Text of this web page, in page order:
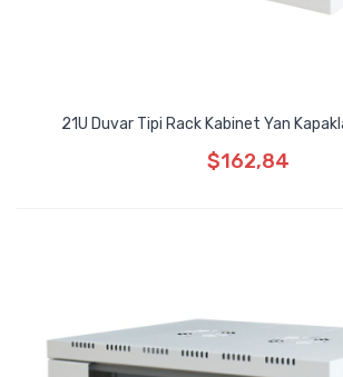
21U Duvar Tipi Rack Kabinet Yan
$162,84